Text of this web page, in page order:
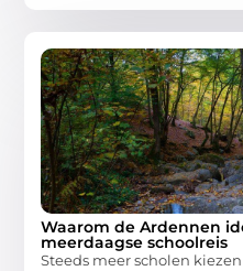
Waarom de Ardennen
meerdaagse schoolreis
Steeds meer scholen